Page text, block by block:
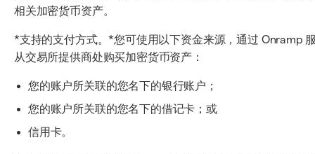
相关加密货币资产。
*支持的支付方式。*您可使用以下资金来源，通过 Onramp
从交易所提供商处购买加密货币资产：
您的账户所关联的您名下的银行账户；
您的账户所关联的您名下的借记卡；或
信用卡。